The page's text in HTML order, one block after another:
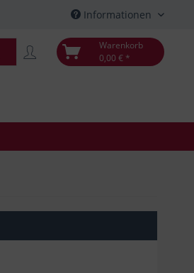
Informationen
Warenkorb
0,00 € *